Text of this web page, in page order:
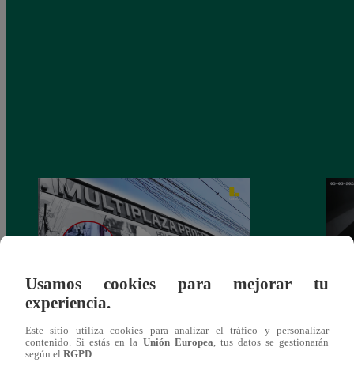
Asesinan a comerciante ferretero dentro de
galería en San Juan de Lurigancho
Usamos cookies para mejorar tu
experiencia.
Este sitio utiliza cookies para analizar el tráfico y personalizar
contenido. Si estás en la Unión Europea, tus datos se gestionarán
según el RGPD.